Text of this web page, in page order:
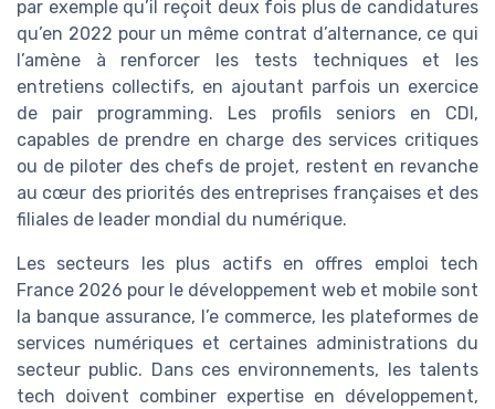
par exemple qu’il reçoit deux fois plus de candidatures
qu’en 2022 pour un même contrat d’alternance, ce qui
l’amène à renforcer les tests techniques et les
entretiens collectifs, en ajoutant parfois un exercice
de pair programming. Les profils seniors en CDI,
capables de prendre en charge des services critiques
ou de piloter des chefs de projet, restent en revanche
au cœur des priorités des entreprises françaises et des
filiales de leader mondial du numérique.
Les secteurs les plus actifs en offres emploi tech
France 2026 pour le développement web et mobile sont
la banque assurance, l’e commerce, les plateformes de
services numériques et certaines administrations du
secteur public. Dans ces environnements, les talents
tech doivent combiner expertise en développement,